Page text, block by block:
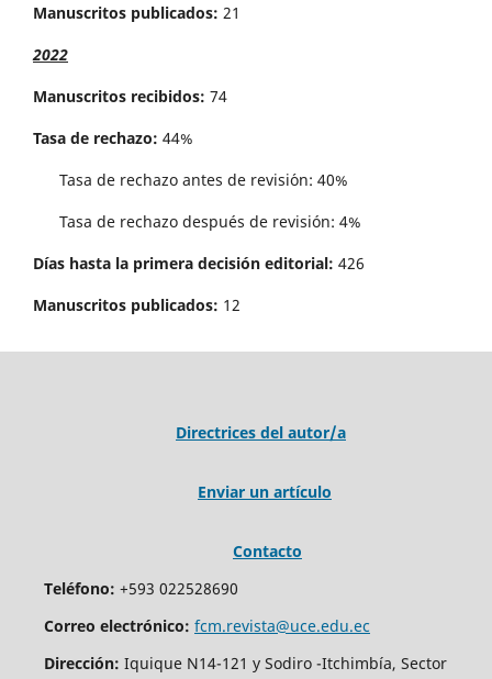
Manuscritos publicados: 21
2022
Manuscritos recibidos: 74
Tasa de rechazo: 44%
Tasa de rechazo antes de revisi´on: 40%
Tasa de rechazo después de revisión: 4%
Días hasta la primera decisión editorial: 426
Manuscritos publicados: 12
Directrices del autor/a
Enviar un artículo
Contacto
Teléfono: +593 022528690
Correo electrónico: fcm.revista@uce.edu.ec
Dirección: Iquique N14-121 y Sodiro -Itchimbía, Sector